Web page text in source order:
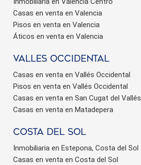
Casas en venta en Valencia
Pisos en venta en Valencia
Áticos en venta en Valencia
valles occidental
Casas en venta en Vallés Occidental
Pisos en venta en Vallés Occidental
Casas en venta en San Cugat del Vallés
Casas en venta en Matadepera
Costa del sol
Inmobiliaria en Estepona, Costa del Sol
Casas en venta en Costa del Sol